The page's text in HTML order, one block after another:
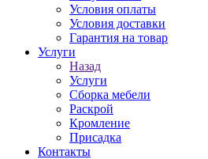
Условия оплаты
Условия доставки
Гарантия на товар
Услуги
Назад
Услуги
Сборка мебели
Раскрой
Кромление
Присадка
Контакты